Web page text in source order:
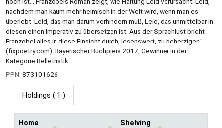
nachdem man kaum mehr heimisch in der Welt wird, wenn man es
überlebt. Leid, das man darum verhindern muß, Leid, das unmittelbar in
diesen einen Imperativ zu übersetzen ist. Aus der Sprachlust bricht
Franzobel alles in diese Einsicht durch, lesenswert, zu beherzigen“
(fixpoetry.com). Bayerischer Buchpreis 2017, Gewinner in der
Kategorie Belletristik
PPN: 873101626
Holdings ( 1 )
Home
Shelving